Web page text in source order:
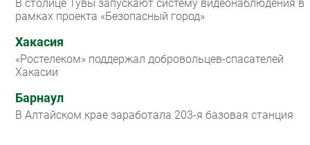
В столице Тувы запускают систему видеонаблюдения в
рамках проекта «Безопасный город»
Хакасия
«Ростелеком» поддержал добровольцев-спасателей
Хакасии
Барнаул
В Алтайском крае заработала 203-я базовая станция